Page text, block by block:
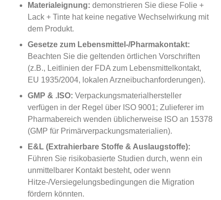
Materialeignung: demonstrieren Sie diese Folie +
Lack + Tinte hat keine negative Wechselwirkung mit
dem Produkt.
Gesetze zum Lebensmittel-/Pharmakontakt:
Beachten Sie die geltenden örtlichen Vorschriften
(z.B., Leitlinien der FDA zum Lebensmittelkontakt,
EU 1935/2004, lokalen Arzneibuchanforderungen).
GMP & .ISO: Verpackungsmaterialhersteller
verfügen in der Regel über ISO 9001; Zulieferer im
Pharmabereich wenden üblicherweise ISO an 15378
(GMP für Primärverpackungsmaterialien).
E&L (Extrahierbare Stoffe & Auslaugstoffe):
Führen Sie risikobasierte Studien durch, wenn ein
unmittelbarer Kontakt besteht, oder wenn
Hitze-/Versiegelungsbedingungen die Migration
fördern könnten.